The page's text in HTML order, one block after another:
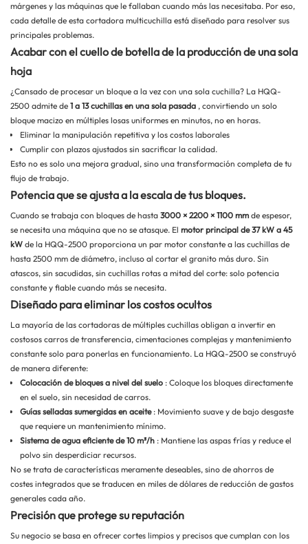
márgenes y las máquinas que le fallaban cuando más las necesitaba. Por eso,
cada detalle de esta cortadora multicuchilla está diseñado para resolver sus
principales problemas.
Acabar con el cuello de botella de la producción de una sola
hoja
¿Cansado de procesar un bloque a la vez con una sola cuchilla? La HQQ-
2500 admite de 1 a 13 cuchillas en una sola pasada , convirtiendo un solo
bloque macizo en múltiples losas uniformes en minutos, no en horas.
Eliminar la manipulación repetitiva y los costos laborales
Cumplir con plazos ajustados sin sacrificar la calidad.
Esto no es solo una mejora gradual, sino una transformación completa de tu
flujo de trabajo.
Potencia que se ajusta a la escala de tus bloques.
Cuando se trabaja con bloques de hasta 3000 × 2200 × 1100 mm de espesor,
se necesita una máquina que no se atasque. El motor principal de 37 kW a 45
kW de la HQQ-2500 proporciona un par motor constante a las cuchillas de
hasta 2500 mm de diámetro, incluso al cortar el granito más duro. Sin
atascos, sin sacudidas, sin cuchillas rotas a mitad del corte: solo potencia
constante y fiable cuando más se necesita.
Diseñado para eliminar los costos ocultos
La mayoría de las cortadoras de múltiples cuchillas obligan a invertir en
costosos carros de transferencia, cimentaciones complejas y mantenimiento
constante solo para ponerlas en funcionamiento. La HQQ-2500 se construyó
de manera diferente:
Colocación de bloques a nivel del suelo : Coloque los bloques directamente
en el suelo, sin necesidad de carros.
Guías selladas sumergidas en aceite: Movimiento suave y de bajo desgaste
que requiere un mantenimiento mínimo.
Sistema de agua eficiente de 10 m³/h : Mantiene las aspas frías y reduce el
polvo sin desperdiciar recursos.
No se trata de características meramente deseables, sino de ahorros de
costes integrados que se traducen en miles de dólares de reducción de gastos
generales cada año.
Precisión que protege su reputación
Su negocio se basa en ofrecer cortes limpios y precisos que cumplan con los